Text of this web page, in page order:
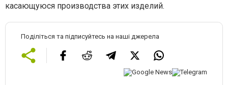
касающуюся производства этих изделий.
Поділіться та підписуйтесь на наші джерела